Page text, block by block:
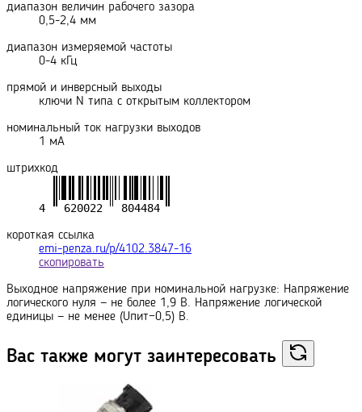
диапазон величин рабочего зазора
0,5-2,4 мм
диапазон измеряемой частоты
0-4 кГц
прямой и инверсный выходы
ключи N типа с открытым коллектором
номинальный ток нагрузки выходов
1 мА
штрихкод
короткая ссылка
emi-penza.ru/p/4102.3847-16
скопировать
Выходное напряжение при номинальной нагрузке: Напряжение
логического нуля — не более 1,9 В. Напряжение логической
единицы — не менее (Uпит−0,5) В.
Вас также могут заинтересовать